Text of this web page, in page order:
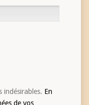
indésirables. En
de vos